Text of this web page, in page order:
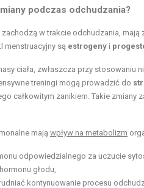
podczas odchudzania?
zachodzą w trakcie odchudzania,
menstruacyjny są estrogeny i
ciała, zwłaszcza przy
treningi mogą prowadzić do
całkowitym zanikiem. Takie
mają wpływ na metabolizm
odpowiedzialnego za uczucie
głodu,
kontynuowanie procesu